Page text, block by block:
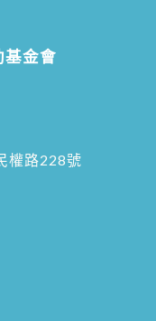
基金會
權路228號